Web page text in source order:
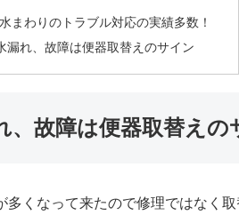
まわりのトラブル対応の実績多数！
漏れ、故障は便器取替えのサイン
、故障は便器取替えの
多くなって来たので修理ではなく